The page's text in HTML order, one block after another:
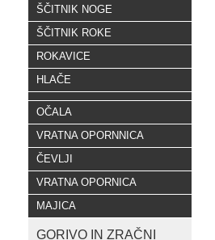
ŠČITNIK NOGE
ŠČITNIK ROKE
ROKAVICE
HLAČE
OČALA
VRATNA OPORNNICA
ČEVLJI
VRATNA OPORNICA
MAJICA
GORIVO IN ZRAČNI